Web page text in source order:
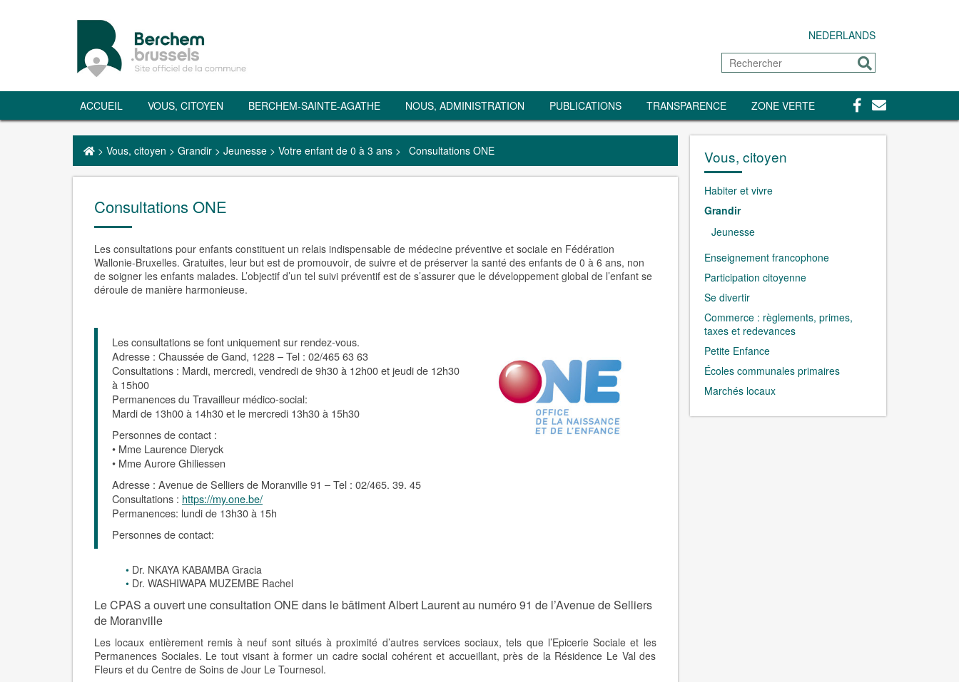
NEDERLANDS
Rechercher
Envoyer
ACCUEIL VOUS, CITOYEN BERCHEM-SAINTE-AGATHE NOUS, ADMINISTRATION PUBLICATIONS TRANSPARENCE ZONE VERTE Facebook
Contact
> Vous, citoyen > Grandir > Jeunesse > Votre enfant de 0 à 3 ans > Consultations ONE
Consultations ONE
Les consultations pour enfants constituent un relais indispensable de médecine préventive et sociale en Fédération
Wallonie-Bruxelles. Gratuites, leur but est de promouvoir, de suivre et de préserver la santé des enfants de 0 à 6 ans, non
de soigner les enfants malades. L’objectif d’un tel suivi préventif est de s’assurer que le développement global de l’enfant se
déroule de manière harmonieuse.
Les consultations se font uniquement sur rendez-vous.
Adresse : Chaussée de Gand, 1228 – Tel : 02/465 63 63
Consultations : Mardi, mercredi, vendredi de 9h30 à 12h00 et jeudi de 12h30
à 15h00
Permanences du Travailleur médico-social:
Mardi de 13h00 à 14h30 et le mercredi 13h30 à 15h30
Personnes de contact :
• Mme Laurence Dieryck
• Mme Aurore Ghiliessen
Adresse : Avenue de Selliers de Moranville 91 – Tel : 02/465. 39. 45
Consultations : https://my.one.be/
Permanences: lundi de 13h30 à 15h
Personnes de contact:
Dr. NKAYA KABAMBA Gracia
Dr. WASHIWAPA MUZEMBE Rachel
Le CPAS a ouvert une consultation ONE dans le bâtiment Albert Laurent au numéro 91 de l’Avenue de Selliers
de Moranville
Les locaux entièrement remis à neuf sont situés à proximité d’autres services sociaux, tels que l’Epicerie Sociale et les
Permanences Sociales. Le tout visant à former un cadre social cohérent et accueillant, près de la Résidence Le Val des
Fleurs et du Centre de Soins de Jour Le Tournesol.
Vous, citoyen
Habiter et vivre
Grandir
Jeunesse
Enseignement francophone
Participation citoyenne
Se divertir
Commerce : règlements, primes,
taxes et redevances
Petite Enfance
Écoles communales primaires
Marchés locaux